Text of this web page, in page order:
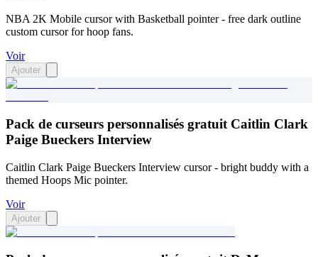
NBA 2K Mobile cursor with Basketball pointer - free dark outline
custom cursor for hoop fans.
Voir
Ajouter
Pack de curseurs personnalisés gratuit Caitlin Clark
Paige Bueckers Interview
Caitlin Clark Paige Bueckers Interview cursor - bright buddy with a
themed Hoops Mic pointer.
Voir
Ajouter